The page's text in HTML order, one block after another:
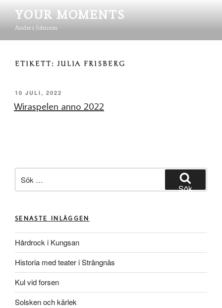
innehåll
YOUR MOMENTS
Anders Johnson
ETIKETT: JULIA FRISBERG
PUBLICERAT
10 JULI, 2022
Wiraspelen anno 2022
efter:
Sök
SENASTE INLÄGGEN
Hårdrock i Kungsan
Historia med teater i Strängnäs
Kul vid forsen
Solsken och kärlek